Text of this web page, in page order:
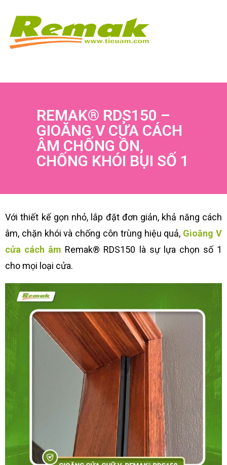
REMAK® RDS150 –
GIOĂNG V CỬA CÁCH
ÂM CHỐNG ỒN,
CHỐNG KHÓI BỤI SỐ 1
Với thiết kế gọn nhỏ, lắp đặt đơn giản, khả năng cách
âm, chặn khói và chống côn trùng hiệu quả, Gioăng V
cửa cách âm Remak® RDS150 là sự lựa chọn số 1
cho mọi loại cửa.